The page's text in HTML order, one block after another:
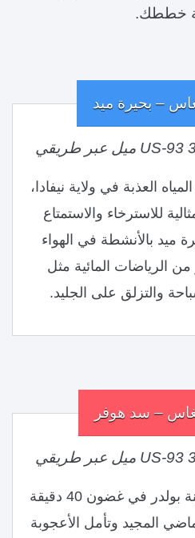
خططك.
– بحيرة ميد
العذبة في ولاية نيفادا،
للاسترخاء والاستمتاع
ميد بالأنشطة في الهواء
من الرياضات المائية مثل
والتزلق على الجليد.
– سد هوفر
يمكنك الوصول إلى مدينة بولدر في غضون 40 دقيقة
المجيد وتأمل الأعجوبة